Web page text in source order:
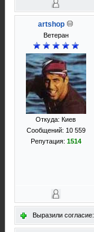
artshop
Ветеран
Откуда: Киев
Сообщений: 10 559
Репутация: 1514
Выразили согласие: